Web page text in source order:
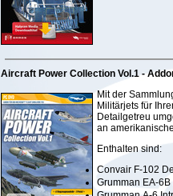
Aircraft Power Collection Vol.1 -
Mit der
Militärjets für
Detailgetreu
an
Enthalten sind:
Convair F-102
Grumman EA-